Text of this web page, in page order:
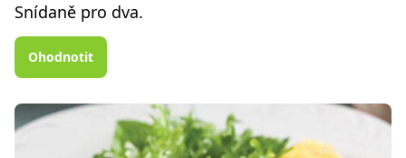
Snídaně pro dva.
Ohodnotit